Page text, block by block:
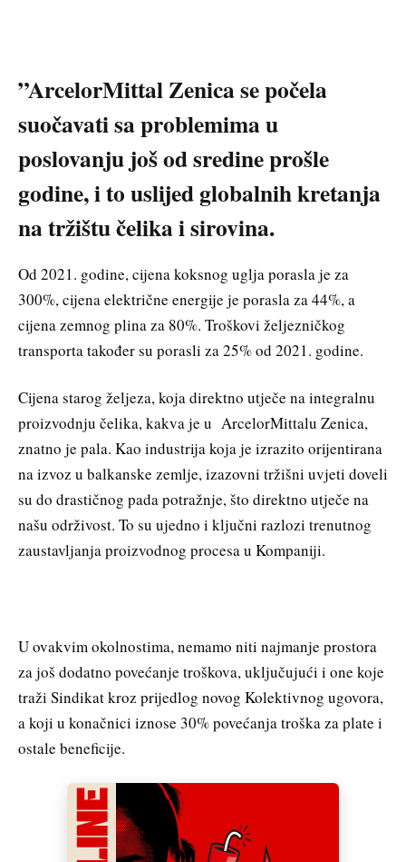
”ArcelorMittal Zenica se počela
suočavati sa problemima u
poslovanju još od sredine prošle
godine, i to uslijed globalnih kretanja
na tržištu čelika i sirovina.
Od 2021. godine, cijena koksnog uglja porasla je za
300%, cijena električne energije je porasla za 44%, a
cijena zemnog plina za 80%. Troškovi željezničkog
transporta također su porasli za 25% od 2021. godine.
Cijena starog željeza, koja direktno utječe na integralnu
proizvodnju čelika, kakva je u ArcelorMittalu Zenica,
znatno je pala. Kao industrija koja je izrazito orijentirana
na izvoz u balkanske zemlje, izazovni tržišni uvjeti doveli
su do drastičnog pada potražnje, što direktno utječe na
našu održivost. To su ujedno i ključni razlozi trenutnog
zaustavljanja proizvodnog procesa u Kompaniji.
U ovakvim okolnostima, nemamo niti najmanje prostora
za još dodatno povećanje troškova, uključujući i one koje
traži Sindikat kroz prijedlog novog Kolektivnog ugovora,
a koji u konačnici iznose 30% povećanja troška za plate i
ostale beneficije.